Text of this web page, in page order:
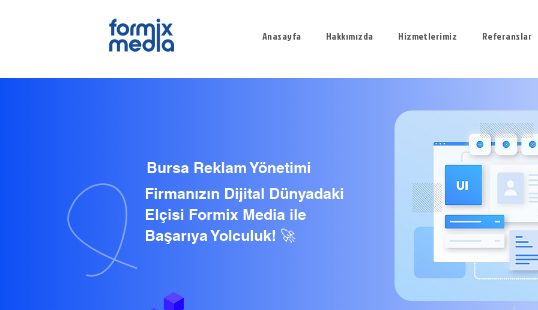
Anasayfa Hakkımızda Hizmetlerimiz Referanslar
Bursa Reklam Yönetimi
Firmanızın Dijital Dünyadaki
Elçisi Formix Media ile
Başarıya Yolculuk! 🚀